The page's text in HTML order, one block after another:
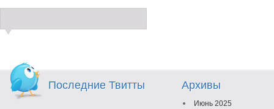
Последние Твитты Архивы
Июнь 2025